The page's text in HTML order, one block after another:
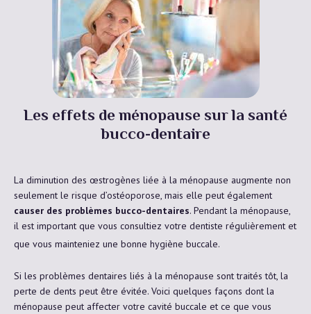
Les effets de ménopause sur la santé
bucco-dentaire
La diminution des œstrogènes liée à la ménopause augmente non
seulement le risque d’ostéoporose, mais elle peut également
causer des problèmes bucco-dentaires. Pendant la ménopause,
il est important que vous consultiez votre dentiste régulièrement et
que vous mainteniez une bonne hygiène buccale.
Si les problèmes dentaires liés à la ménopause sont traités tôt, la
perte de dents peut être évitée. Voici quelques façons dont la
ménopause peut affecter votre cavité buccale et ce que vous